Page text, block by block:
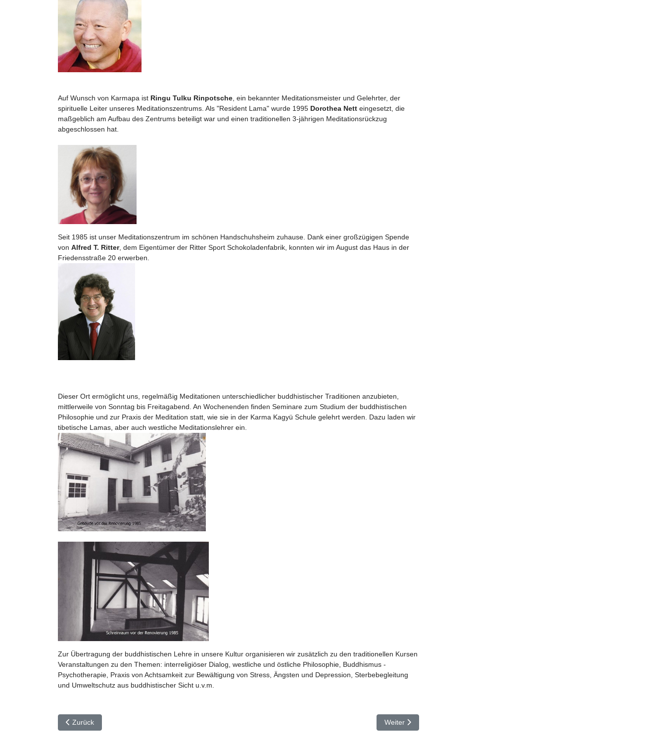
Auf Wunsch von Karmapa ist Ringu Tulku Rinpotsche , ein bekannter Meditationsmeister und Gelehrter, der
spirituelle Leiter unseres Meditationszentrums. Als "Resident Lama" wurde 1995 Dorothea Nett eingesetzt, die
maßgeblich am Aufbau des Zentrums beteiligt war und einen traditionellen 3-jährigen Meditationsrückzug
abgeschlossen hat.
Seit 1985 ist unser Meditationszentrum im schönen Handschuhsheim zuhause. Dank einer großzügigen Spende
von Alfred T. Ritter, dem Eigentümer der Ritter Sport Schokoladenfabrik, konnten wir im August das Haus in der
Friedensstraße 20 erwerben.
Dieser Ort ermöglicht uns, regelmäßig Meditationen unterschiedlicher buddhistischer Traditionen anzubieten,
mittlerweile von Sonntag bis Freitagabend. An Wochenenden finden Seminare zum Studium der buddhistischen
Philosophie und zur Praxis der Meditation statt, wie sie in der Karma Kagyü Schule gelehrt werden. Dazu laden wir
tibetische Lamas, aber auch westliche Meditationslehrer ein.
Zur Übertragung der buddhistischen Lehre in unsere Kultur organisieren wir zusätzlich zu den traditionellen Kursen
Veranstaltungen zu den Themen: interreligiöser Dialog, westliche und östliche Philosophie, Buddhismus -
Psychotherapie, Praxis von Achtsamkeit zur Bewältigung von Stress, Ängsten und Depression, Sterbebegleitung
und Umweltschutz aus buddhistischer Sicht u.v.m.
Vorheriger Beitrag: Spirituelle Leitung
Zurück Nächster Beitrag: Willkommen
Weiter